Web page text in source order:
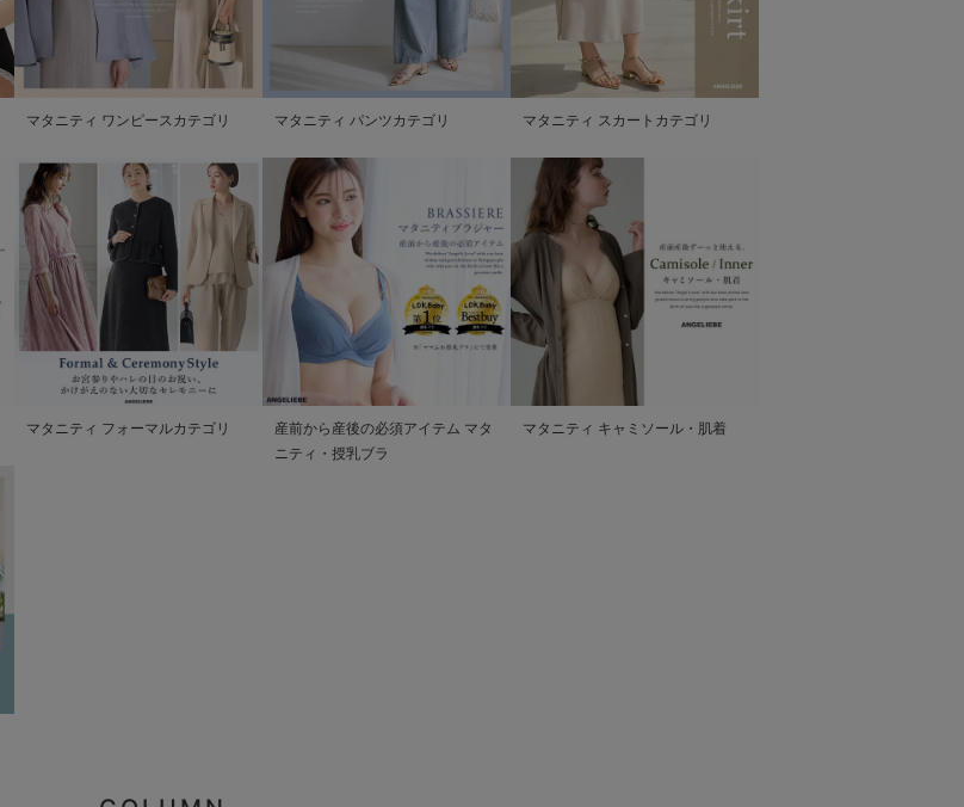
マタニティ ワンピースカテゴリ マタニティ パンツカテゴリ マタニティ スカートカテゴリ
マタニティ フォーマルカテゴリ
産前から産後の必須アイテム マタ
ニティ・授乳ブラ
マタニティ キャミソール・肌着